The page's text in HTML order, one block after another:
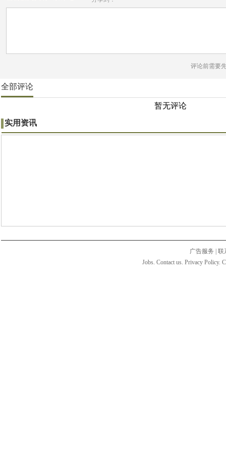
评论前需要
全部评论
暂无评论
实用资讯
广告服务
联
Jobs. Contact us. Privacy Policy.